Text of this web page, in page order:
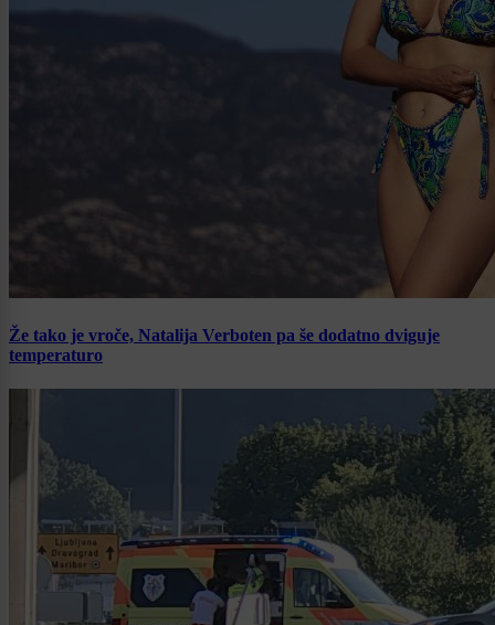
Že tako je vroče, Natalija Verboten pa še dodatno dviguje
temperaturo